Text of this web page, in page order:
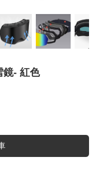
鏡- 紅色